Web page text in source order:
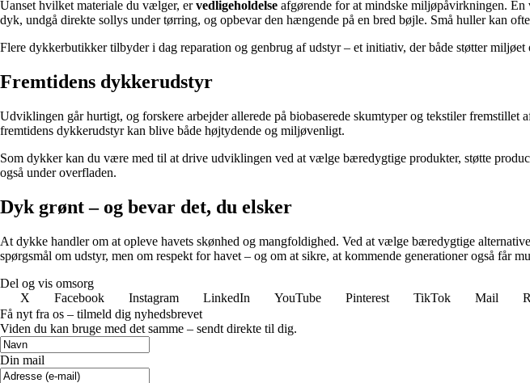
Uanset hvilket materiale du vælger, ervedligeholdelse afgørende for at mindske miljøpåvirkningen. En
dyk, undgå direkte sollys under tørring, og opbevar den hængende på en bred bøjle. Små huller kan
Flere dykkerbutikker tilbyder i dag reparation og genbrug af udstyr – et initiativ, der både støtter
Fremtidens dykkerudstyr
Udviklingen går hurtigt, og forskere arbejder allerede på biobaserede skumtyper og tekstiler
fremtidens dykkerudstyr kan blive både højtydende og miljøvenligt.
Som dykker kan du være med til at drive udviklingen ved at vælge bæredygtige produkter, støtte
også under overfladen.
Dyk grønt – og bevar det, du elsker
At dykke handler om at opleve havets skønhed og mangfoldighed. Ved at vælge bæredygtige
spørgsmål om udstyr, men om respekt for havet – og om at sikre, at kommende generationer også får
Del og vis omsorg
X
Facebook Instagram LinkedIn YouTube Pinterest TikTok Mail
Få nyt fra os – tilmeld dig nyhedsbrevet
Viden du kan bruge med det samme – sendt direkte til dig.
Din mail